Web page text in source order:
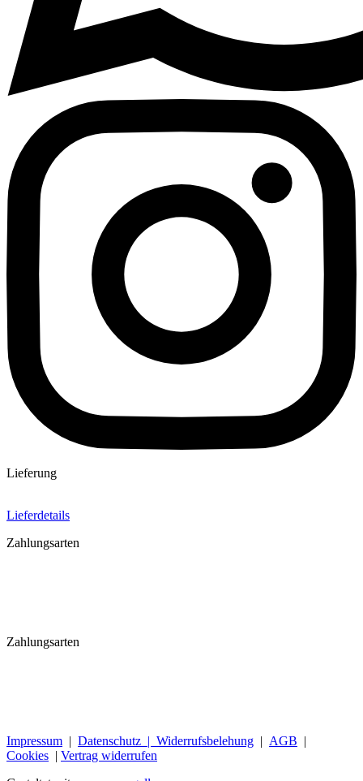
Lieferung
Lieferdetails
Zahlungsarten
Zahlungsarten
Impressum | Datenschutz | Widerrufsbelehung | AGB |
Cookies | Vertrag widerrufen